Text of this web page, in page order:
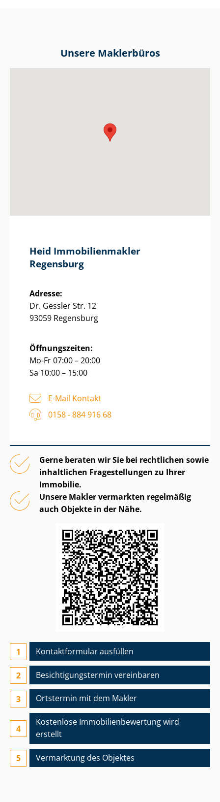
Unsere Maklerbüros
Heid Im­mo­bi­li­en­mak­ler
Regensburg
Adresse:
Dr. Gessler Str. 12
93059 Regensburg
Öffnungszeiten:
Mo-Fr 07:00 – 20:00
Sa 10:00 – 15:00
E-Mail Kontakt
0158 - 884 916 68
Gerne beraten wir Sie bei rechtlichen sowie
inhaltlichen Fragestellungen zu Ihrer
Immobilie.
Unsere Makler vermarkten regelmäßig
auch Objekte in der Nähe.
Kontaktformular ausfüllen
Besichtigungs­termin vereinbaren
Ortstermin mit dem Makler
Kostenlose Im­mo­bi­li­en­be­wer­tung wird
erstellt
Vermarktung des Objektes